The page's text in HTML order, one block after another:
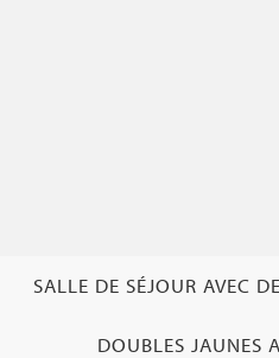
SALLE DE SÉJOUR AVEC
DOUBLES JAUNES